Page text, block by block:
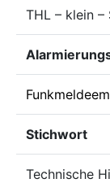
THL – klein
Stichwort
Technische